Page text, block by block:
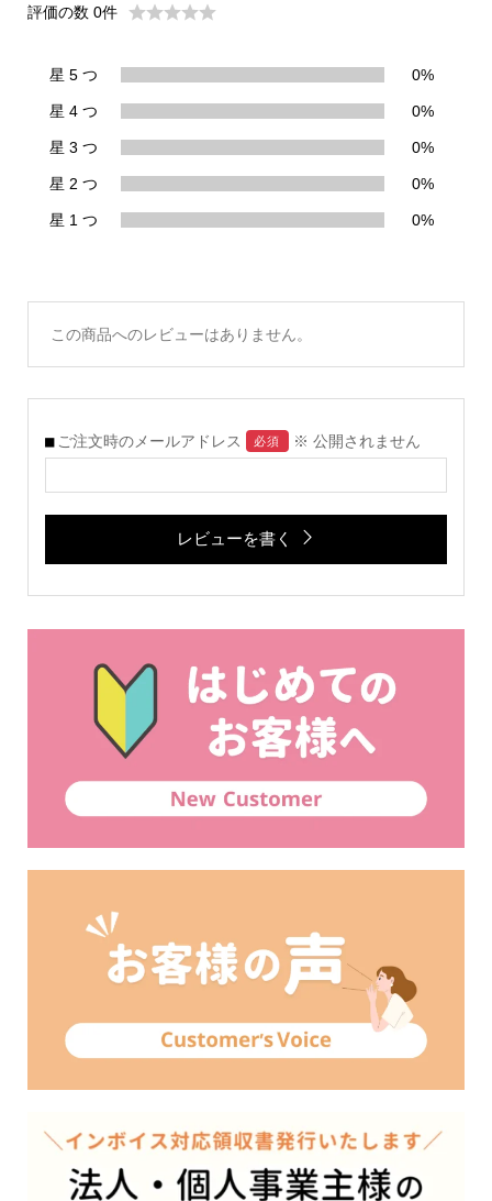
評価の数 0件
星 5 つ 0%
星 4 つ 0%
星 3 つ 0%
星 2 つ 0%
星 1 つ 0%
この商品へのレビューはありません。
ご注文時のメールアドレス 必須 ※ 公開されません
レビューを書く